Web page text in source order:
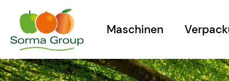
Maschinen